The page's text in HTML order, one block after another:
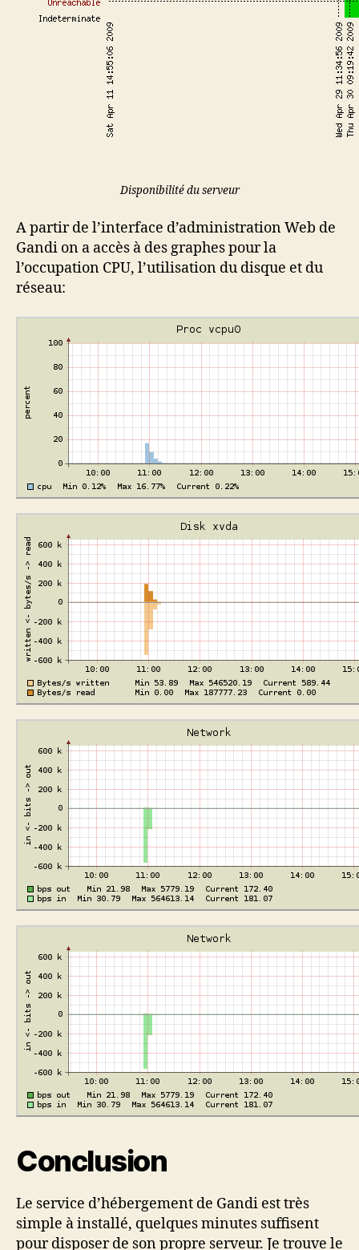
Disponibilité du serveur
A partir de l’interface d’administration Web de
Gandi on a accès à des graphes pour la
l’occupation CPU, l’utilisation du disque et du
réseau:
Conclusion
Le service d’hébergement de Gandi est très
simple à installé, quelques minutes suffisent
pour disposer de son propre serveur. Je trouve le